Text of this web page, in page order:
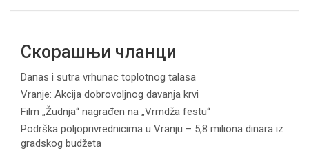
Скорашњи чланци
Danas i sutra vrhunac toplotnog talasa
Vranje: Akcija dobrovoljnog davanja krvi
Film „Žudnja“ nagrađen na „Vrmdža festu“
Podrška poljoprivrednicima u Vranju – 5,8 miliona dinara iz
gradskog budžeta